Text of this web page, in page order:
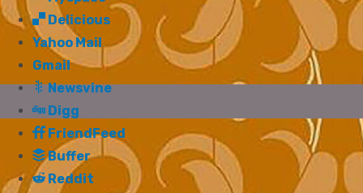
Delicious
Yahoo Mail
Gmail
Newsvine
Digg
FriendFeed
Buffer
Reddit